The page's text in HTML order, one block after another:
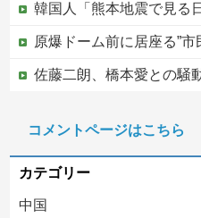
韓国人「熊本地震で見る日本の土木技術の完全勝利をご覧ください」→「これは
原爆ドーム前に居座る”市民団体”を警官隊が排
佐藤二朗、橋本愛との騒動で
中国の海水浴場の映像が
コメントページはこちら
カテゴリー
中国